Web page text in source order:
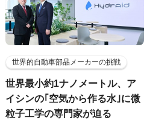
世界的自動車部品メーカーの挑戦
世界最小約1ナノメートル、ア
イシンの｢空気から作る水｣に微
粒子工学の専門家が迫る